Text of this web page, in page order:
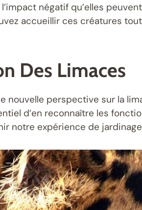
négatif qu’elles
accueillir ces créatures
Des Limaces
nouvelle perspective sur la
d’en reconnaître les
notre expérience de